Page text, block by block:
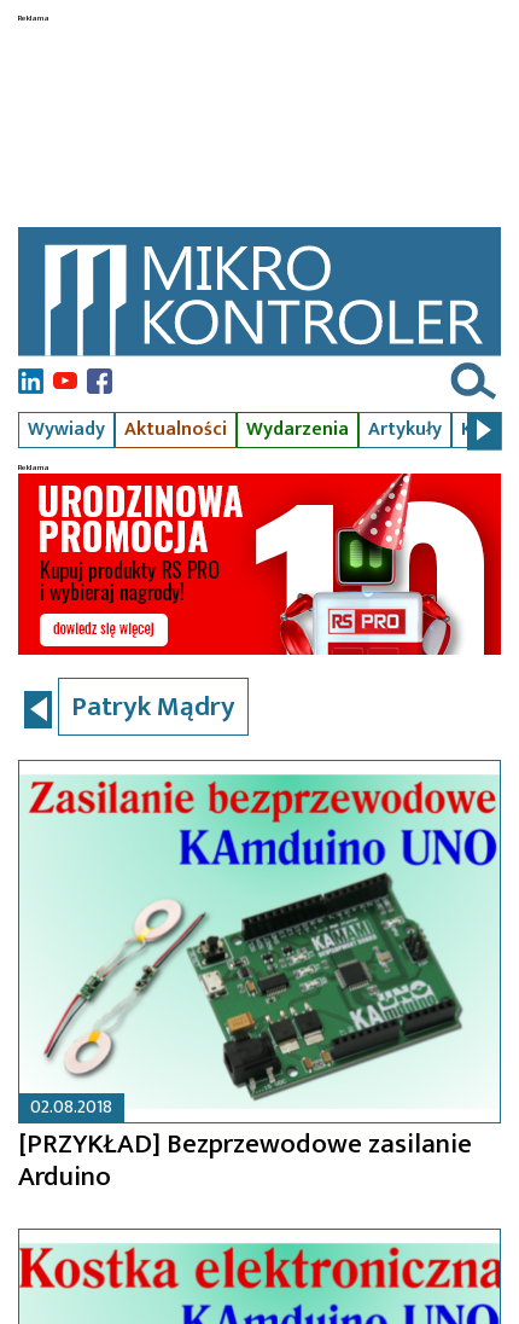
Wywiady Aktualności Wydarzenia Artykuły Kursy
Patryk Mądry
02.08.2018
[PRZYKŁAD] Bezprzewodowe zasilanie
Arduino